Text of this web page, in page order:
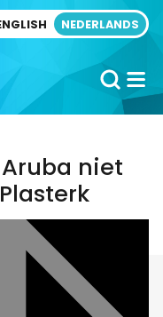
NEDERLANDS
niet